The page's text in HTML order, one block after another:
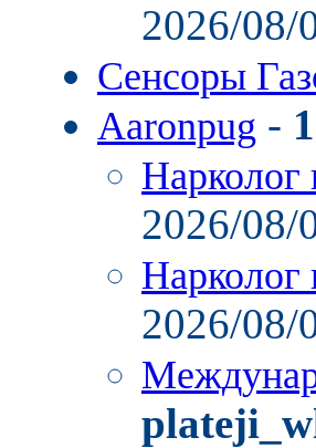
2026/08/
Сенсоры
Aaronpug -
Нарколог
2026/
Нарколог
2026/08/